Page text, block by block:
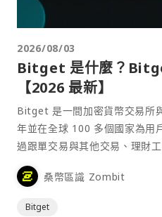
2026/08/03
Bitget 是什麼？
【2026 最新】
Bitget 是一間加密貨幣交易所
年並在全球 100 多個國家為
過跟單交易與其他交易、理財
桑幣區識 Zombit
Bitget